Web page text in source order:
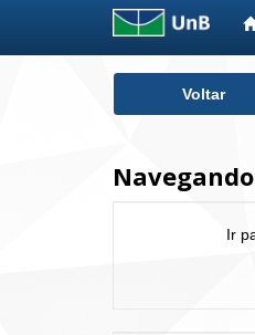
Voltar
Ir